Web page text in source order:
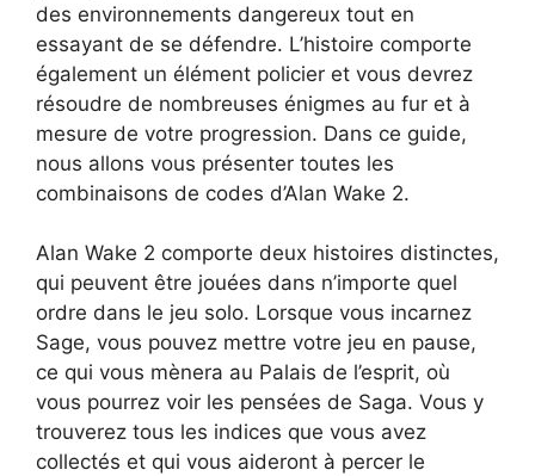
des environnements dangereux tout en
essayant de se défendre. L’histoire comporte
également un élément policier et vous devrez
résoudre de nombreuses énigmes au fur et à
mesure de votre progression. Dans ce guide,
nous allons vous présenter toutes les
combinaisons de codes d’Alan Wake 2.
Alan Wake 2 comporte deux histoires distinctes,
qui peuvent être jouées dans n’importe quel
ordre dans le jeu solo. Lorsque vous incarnez
Sage, vous pouvez mettre votre jeu en pause,
ce qui vous mènera au Palais de l’esprit, où
vous pourrez voir les pensées de Saga. Vous y
trouverez tous les indices que vous avez
collectés et qui vous aideront à percer le